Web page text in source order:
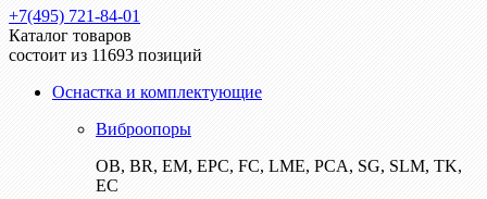
+7(495) 721-84-01
Каталог товаров
состоит из 11693 позиций
Оснастка и комплектующие
Виброопоры
ОВ, BR, EM, EPC, FC, LME, PCA, SG, SLM, TK,
EC